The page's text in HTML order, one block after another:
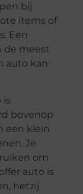
bij
items of
Een
de meest
auto kan
is
bovenop
een klein
Je
om
auto is
hetzij